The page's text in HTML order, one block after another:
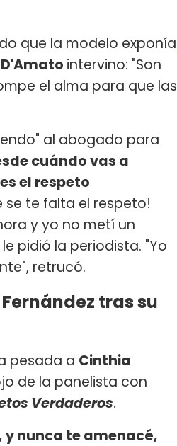
que la modelo exponía
intervino: "Son
el alma para que las
al abogado para
cuándo vas a
el respeto
se te falta el respeto!
y yo no metí un
le pidió la periodista. "Yo
retrucó.
tras su
pesada a Cinthia
de la panelista con
Verdaderos.
y nunca te amenacé,